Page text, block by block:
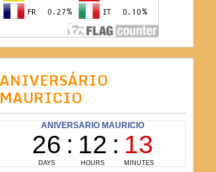
ANIVERSÁRIO
MAURICIO